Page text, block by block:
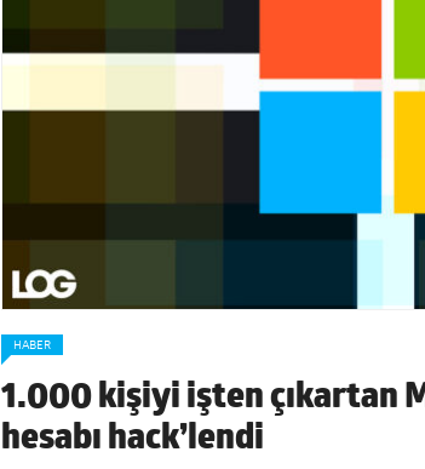
HABER
1.000 kişiyi işten çıkartan
hesabı hack’lendi